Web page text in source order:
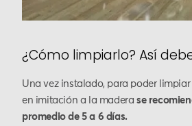
¿Cómo limpiarlo? Así
Una vez instalado, para poder
en imitación a la madera se
promedio de 5 a 6 días.